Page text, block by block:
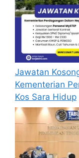
yang
passport
semasa
tidak
sah.
Sebelum
pastikan
segala
lengkap
Perlu
Jawatan
Kementerian
Kos Sara Hidup